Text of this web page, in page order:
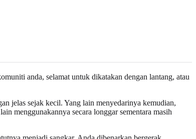
anda, selamat untuk dikatakan dengan lantang, atau
jelas sejak kecil. Yang lain menyedarinya kemudian,
menggunakannya secara longgar sementara masih